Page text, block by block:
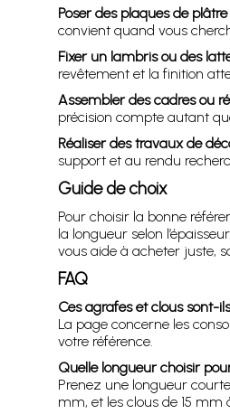
Poser des plaques de plâtre
convient quand vous
Fixer un lambris ou des
revêtement et la finition
Assembler des cadres ou
précision compte autant
Réaliser des travaux de
support et au rendu
Guide de choix
Pour choisir la bonne
la longueur selon
vous aide à acheter juste,
FAQ
Ces agrafes et clous sont-
La page concerne les
votre référence.
Quelle longueur choisir
Prenez une longueur
mm, et les clous de 15 mm